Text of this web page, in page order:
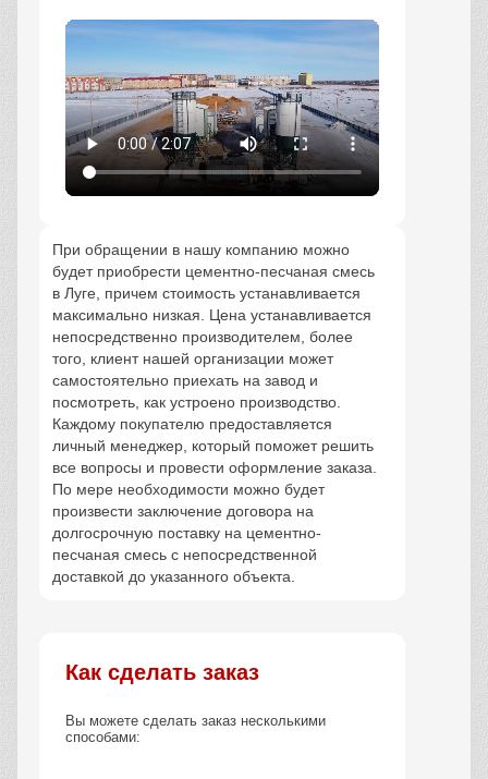
При обращении в нашу компанию можно
будет приобрести цементно-песчаная смесь
в Луге, причем стоимость устанавливается
максимально низкая. Цена устанавливается
непосредственно производителем, более
того, клиент нашей организации может
самостоятельно приехать на завод и
посмотреть, как устроено производство.
Каждому покупателю предоставляется
личный менеджер, который поможет решить
все вопросы и провести оформление заказа.
По мере необходимости можно будет
произвести заключение договора на
долгосрочную поставку на цементно-
песчаная смесь с непосредственной
доставкой до указанного объекта.
Как сделать заказ
Вы можете сделать заказ несколькими
способами: